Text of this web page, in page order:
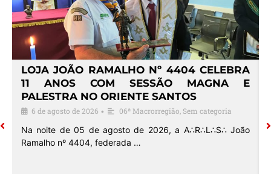
LOJA JOÃO RAMALHO Nº 4404 CELEBRA
11 ANOS COM SESSÃO MAGNA E
PALESTRA NO ORIENTE SANTOS
6 de agosto de 2026 • 06ª Macrorregião Sem categoria
Na noite de 05 de agosto de 2026, a A∴R∴L∴S∴ João
Ramalho nº 4404, federada …